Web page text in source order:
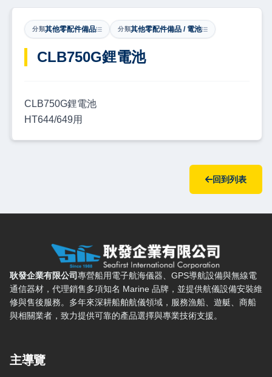
分類其他零配件備品 分類其他零配件備品 / 電池
​CLB750G鋰電池
CLB750G鋰電池
HT644/649用
回到列表
耿發企業有限公司 — 網站概要、主導覽與聯絡方式
耿發企業有限公司專營船用電子航海儀器、GPS導航設備與無線電
通信器材，代理銷售多項知名 Marine 品牌，並提供航儀設備安裝維
修與售後服務。多年來深耕船舶航儀領域，服務漁船、遊艇、商船
與相關業者，致力提供可靠的產品選擇與專業技術支援。
主導覽